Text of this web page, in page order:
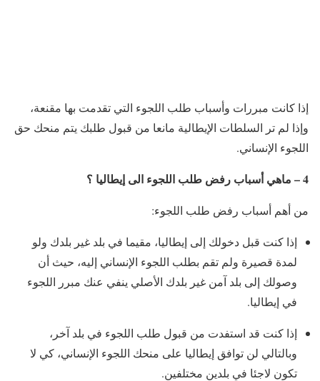
إذا كانت مبررات وأسباب طلب اللجوء التي تقدمت بها مقنعة،
وإذا لم تر السلطات الإيطالية مانعا من قبول طلبك يتم منحك حق
اللجوء الإنساني.
4 – ماهي أسباب رفض طلب اللجوء الى إيطاليا ؟
من أهم أسباب رفض طلب اللجوء:
إذا كنت قبل دخولك إلى إيطاليا، مقيما في بلد غير بلدك ولو
لمدة قصيرة ولم تقم بطلب اللجوء الإنساني إليه، حيث أن
وصولك إلى بلد آمن غير بلدك الأصلي ينفي عنك مبرر اللجوء
في إيطاليا.
إذا كنت قد استفدت من قبول طلب اللجوء في بلد آخر،
وبالتالي لن توافق إيطاليا على منحك اللجوء الإنساني، كي لا
تكون لاجئا في بلدين مختلفين.